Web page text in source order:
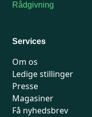
Rådgivning
Services
Om os
Ledige stillinger
Presse
Magasiner
Få nyhedsbrev